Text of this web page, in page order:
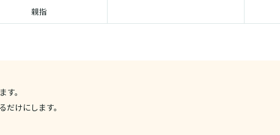
親指
す。
だけにします。